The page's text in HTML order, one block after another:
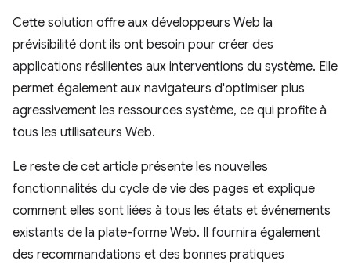
Cette solution offre aux développeurs Web la
prévisibilité dont ils ont besoin pour créer des
applications résilientes aux interventions du système. Elle
permet également aux navigateurs d'optimiser plus
agressivement les ressources système, ce qui profite à
tous les utilisateurs Web.
Le reste de cet article présente les nouvelles
fonctionnalités du cycle de vie des pages et explique
comment elles sont liées à tous les états et événements
existants de la plate-forme Web. Il fournira également
des recommandations et des bonnes pratiques